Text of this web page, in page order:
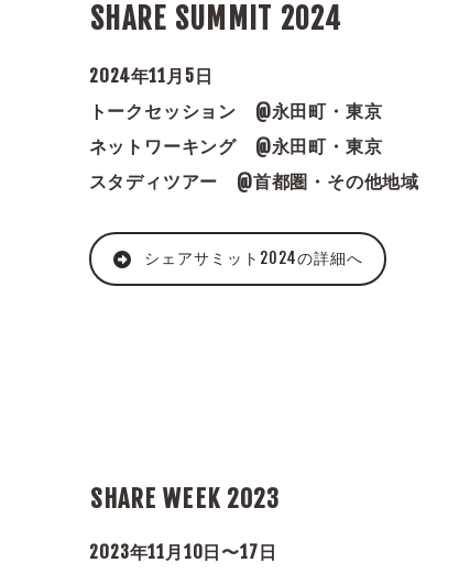
SHARE SUMMIT 2024
2024年11月5日
トークセッション @永田町・東京
ネットワーキング @永田町・東京
スタディツアー @首都圏・その他地域
シェアサミット2024の詳細へ
SHARE WEEK 2023
2023年11月10日〜17日